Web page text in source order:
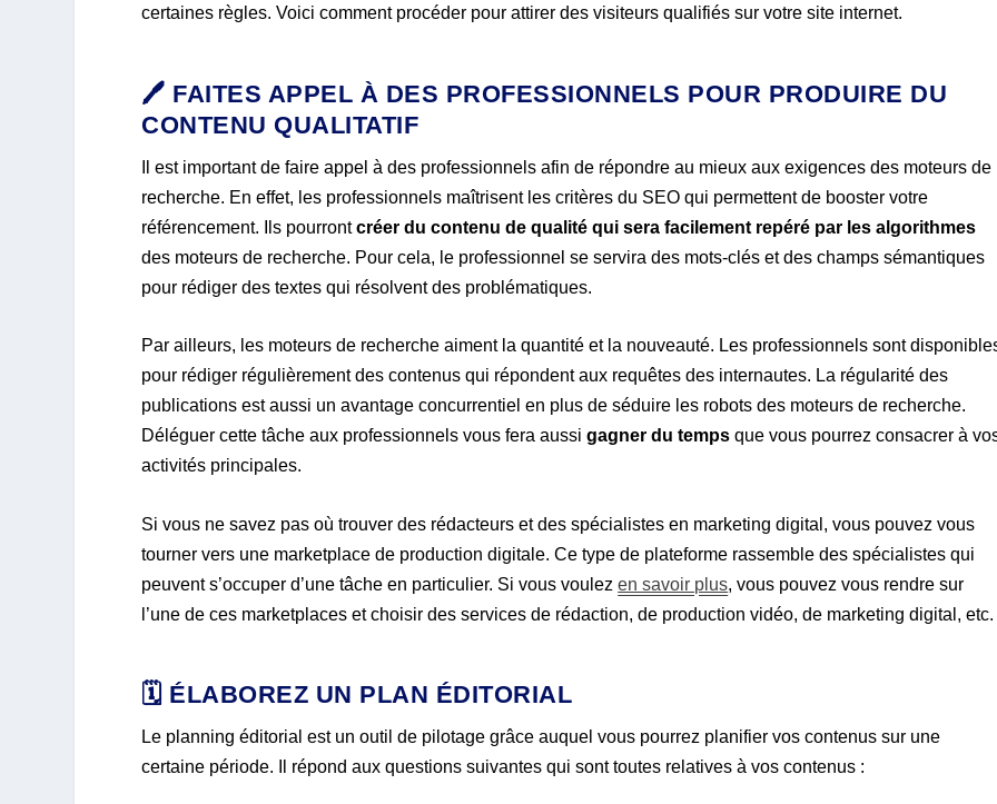
certaines règles. Voici comment procéder pour attirer des visiteurs qualifiés sur votre site internet.
🖊️ FAITES APPEL À DES PROFESSIONNELS POUR PRODUIRE DU
CONTENU QUALITATIF
Il est important de faire appel à des professionnels afin de répondre au mieux aux exigences des moteurs de
recherche. En effet, les professionnels maîtrisent les critères du SEO qui permettent de booster votre
référencement. Ils pourrontcréer du contenu de qualité qui sera facilement repéré par les algorithmes
des moteurs de recherche. Pour cela, le professionnel se servira des mots-clés et des champs sémantiques
pour rédiger des textes qui résolvent des problématiques.
Par ailleurs, les moteurs de recherche aiment la quantité et la nouveauté. Les professionnels sont
pour rédiger régulièrement des contenus qui répondent aux requêtes des internautes. La régularité des
publications est aussi un avantage concurrentiel en plus de séduire les robots des moteurs de recherche.
Déléguer cette tâche aux professionnels vous fera aussigagner du temps que vous pourrez consacrer à
activités principales.
Si vous ne savez pas où trouver des rédacteurs et des spécialistes en marketing digital, vous pouvez vous
tourner vers une marketplace de production digitale. Ce type de plateforme rassemble des spécialistes qui
peuvent s’occuper d’une tâche en particulier. Si vous voulezen savoir plus, vous pouvez vous rendre sur
l’une de ces marketplaces et choisir des services de rédaction, de production vidéo, de marketing digital, etc.
🗓️ ÉLABOREZ UN PLAN ÉDITORIAL
Le planning éditorial est un outil de pilotage grâce auquel vous pourrez planifier vos contenus sur une
certaine période. Il répond aux questions suivantes qui sont toutes relatives à vos contenus :